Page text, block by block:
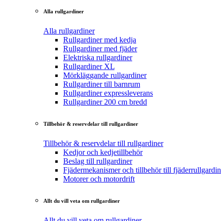
Alla rullgardiner
Alla rullgardiner
Rullgardiner med kedja
Rullgardiner med fjäder
Elektriska rullgardiner
Rullgardiner XL
Mörkläggande rullgardiner
Rullgardiner till barnrum
Rullgardiner expressleverans
Rullgardiner 200 cm bredd
Tillbehör & reservdelar till rullgardiner
Tillbehör & reservdelar till rullgardiner
Kedjor och kedjetillbehör
Beslag till rullgardiner
Fjädermekanismer och tillbehör till
Motorer och motordrift
Allt du vill veta om rullgardiner